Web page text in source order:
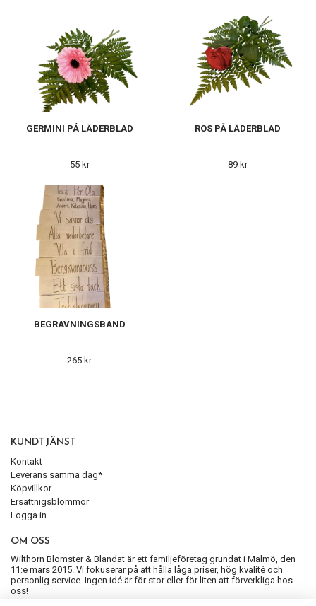
GERMINI PÅ LÄDERBLAD
55 kr
ROS PÅ LÄDERBLAD
89 kr
BEGRAVNINGSBAND
265 kr
KUNDTJÄNST
Kontakt
Leverans samma dag*
Köpvillkor
Ersättnigsblommor
Logga in
OM OSS
Wilthorn Blomster & Blandat är ett familjeföretag grundat i Malmö, den
11:e mars 2015. Vi fokuserar på att hålla låga priser, hög kvalité och
personlig service. Ingen idé är för stor eller för liten att förverkliga hos
oss!